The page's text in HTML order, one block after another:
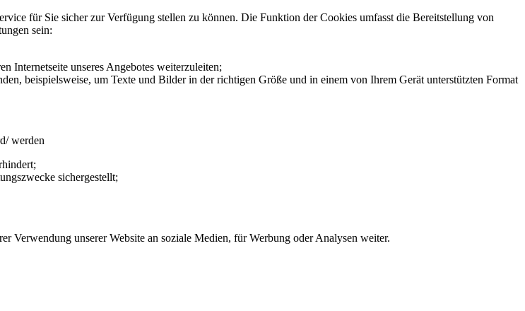
für Sie sicher zur Verfügung stellen zu können. Die Funktion der Cookies umfasst die Bereitstellung von
sein:
Internetseite unseres Angebotes weiterzuleiten;
beispielsweise, um Texte und Bilder in der richtigen Größe und in einem von Ihrem Gerät unterstützten Format
werden
sichergestellt;
Verwendung unserer Website an soziale Medien, für Werbung oder Analysen weiter.